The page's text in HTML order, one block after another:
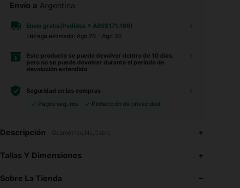
Envío a Argentina
Envío gratis(Pedidos ≥ ARS$171.166)
Entrega estimada: Ago 23 - Ago 30
Este producto se puede devolver dentro de 10 días,
pero no se puede devolver durante el período de
devolución extendido
Seguridad en las compras
Pagos seguros
Protección de privacidad
Descripción Geométrico,No,Cobre
Tallas Y Dimensiones
Sobre La Tienda
4,93
4,93